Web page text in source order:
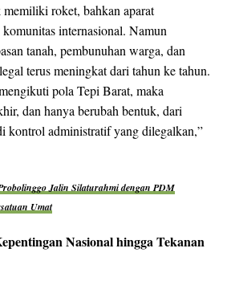
roket, bahkan aparat
internasional. Namun
tanah, pembunuhan warga, dan
terus meningkat dari tahun ke tahun.
pola Tepi Barat, maka
dan hanya berubah bentuk, dari
kontrol administratif yang dilegalkan,”
Jalin Silaturahmi dengan PDM
Umat
Nasional hingga Tekanan